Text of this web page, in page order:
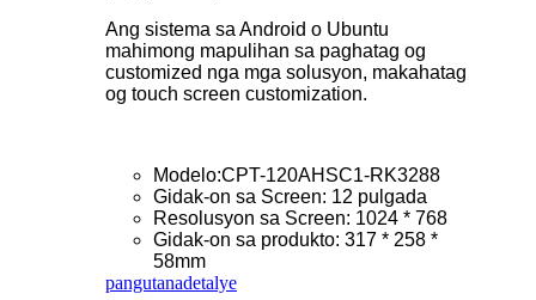
Ang sistema sa Android o Ubuntu
mahimong mapulihan sa paghatag og
customized nga mga solusyon, makahatag
og touch screen customization.
Modelo:CPT-120AHSC1-RK3288
Gidak-on sa Screen: 12 pulgada
Resolusyon sa Screen: 1024 * 768
Gidak-on sa produkto: 317 * 258 *
58mm
pangutanadetalye